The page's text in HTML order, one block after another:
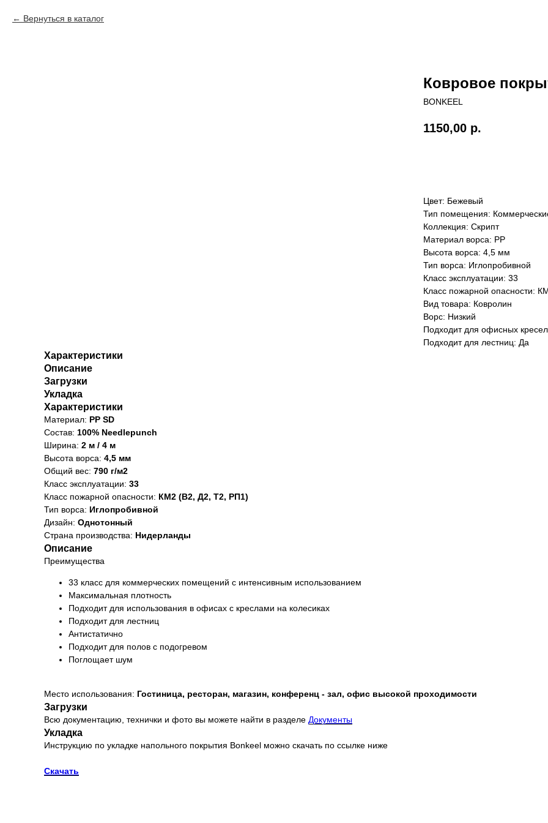
Вернуться в каталог
Ковровое
BONKEEL
1150,00 р.
Цвет: Бежевый
Тип помещения:
Коллекция: Скрипт
Материал ворса: PP
Высота ворса: 4,5 мм
Тип ворса: Иглопробивной
Класс эксплуатации: 33
Класс пожарной опасности:
Вид товара: Ковролин
Ворс: Низкий
Подходит для офисных
Подходит для лестниц: Да
Характеристики
Описание
Загрузки
Укладка
Характеристики
Материал: PP SD
Состав: 100% Needlepunch
Ширина: 2 м / 4 м
Высота ворса: 4,5 мм
Общий вес: 790 г/м2
Класс эксплуатации: 33
Класс пожарной опасности: КМ2 (В2, Д2, Т2, РП1)
Тип ворса: Иглопробивной
Дизайн: Однотонный
Страна производства: Нидерланды
Описание
Преимущества
33 класс для коммерческих помещений с интенсивным использованием
Максимальная плотность
Подходит для использования в офисах с креслами на колесиках
Подходит для лестниц
Антистатично
Подходит для полов с подогревом
Поглощает шум
Место использования: Гостиница, ресторан, магазин, конференц - зал, офис высокой проходимости
Загрузки
Всю документацию, технички и фото вы можете найти в разделе Документы
Укладка
Инструкцию по укладке напольного покрытия Bonkeel можно скачать по ссылке ниже
Скачать